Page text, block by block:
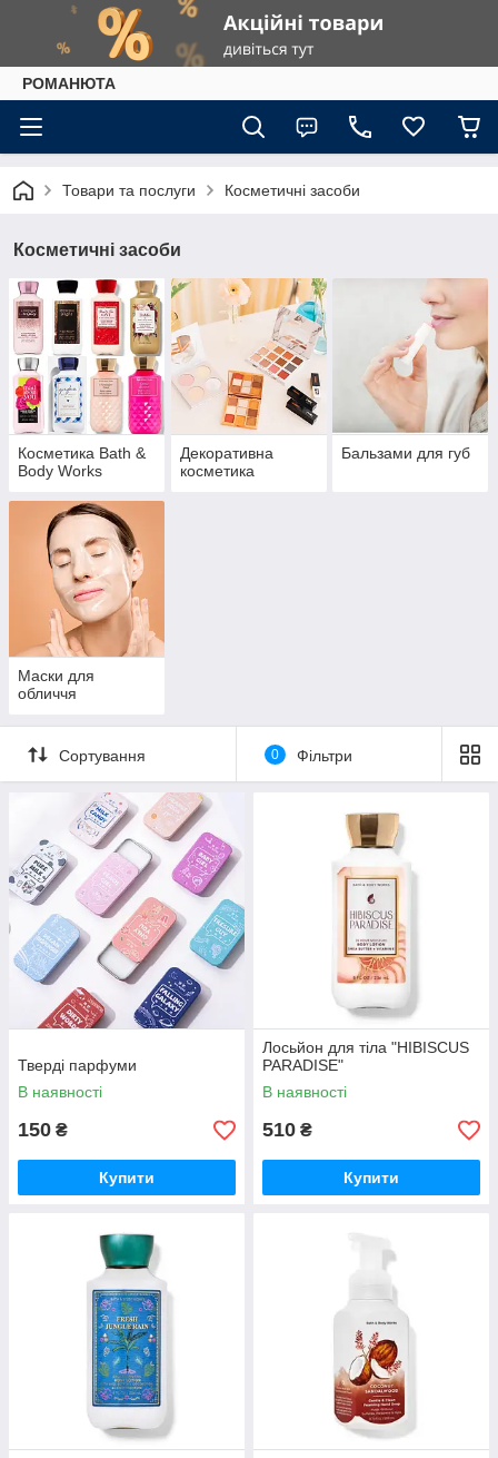
РОМАНЮТА
Товари та послуги Косметичні засоби
Косметичні засоби
Косметика Bath &
Body Works
Декоративна
косметика
Бальзами для губ
Маски для
обличчя
Сортування 0 Фільтри
Тверді парфуми
В наявності
150 ₴
Купити
Лосьйон для тіла "HIBISCUS
PARADISE"
В наявності
510 ₴
Купити